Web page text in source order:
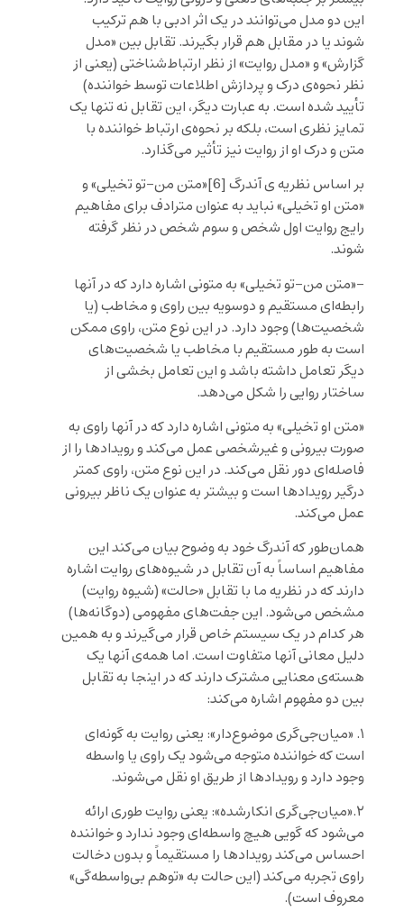
این دو مدل می‌توانند در یک اثر ادبی با هم ترکیب
شوند یا در مقابل هم قرار بگیرند. تقابل بین «مدل
گزارش» و «مدل روایت» از نظر ارتباط‌شناختی (یعنی از
نظر نحوه‌ی درک و پردازش اطلاعات توسط خواننده)
تأیید شده است. به عبارت دیگر، این تقابل نه تنها یک
تمایز نظری است، بلکه بر نحوه‌ی ارتباط خواننده با
متن و درک او از روایت نیز تأثیر می‌گذارد.
بر اساس نظریه ی آندرگ [6]
«متن من-تو تخیلی» و
«متن او تخیلی» نباید به عنوان مترادف برای مفاهیم
رایج روایت اول شخص و سوم شخص در نظر گرفته
شوند.
-«متن من-تو تخیلی» به متونی اشاره دارد که در آنها
رابطه‌ای مستقیم و دوسویه بین راوی و مخاطب (یا
شخصیت‌ها) وجود دارد. در این نوع متن، راوی ممکن
است به طور مستقیم با مخاطب یا شخصیت‌های
دیگر تعامل داشته باشد و این تعامل بخشی از
ساختار روایی را شکل می‌دهد.
«متن او تخیلی» به متونی اشاره دارد که در آنها راوی به
صورت بیرونی و غیرشخصی عمل می‌کند و رویدادها را از
فاصله‌ای دور نقل می‌کند. در این نوع متن، راوی کمتر
درگیر رویدادها است و بیشتر به عنوان یک ناظر بیرونی
عمل می‌کند.
همان‌طور که آندرگ خود به وضوح بیان می‌کند این
مفاهیم اساساً به آن تقابل در شیوه‌های روایت اشاره
دارند که در نظریه ما با تقابل «حالت» (شیوه روایت)
مشخص می‌شود. این جفت‌های مفهومی (دوگانه‌ها)
هر کدام در یک سیستم خاص قرار می‌گیرند و به همین
دلیل معانی آنها متفاوت است. اما همه‌ی آنها یک
هسته‌ی معنایی مشترک دارند که در اینجا به تقابل
بین دو مفهوم اشاره می‌کند:
۱. «میان‌جی‌گری موضوع‌دار»: یعنی روایت به گونه‌ای
است که خواننده متوجه می‌شود یک راوی یا واسطه
وجود دارد و رویدادها از طریق او نقل می‌شوند.
۲.«میان‌جی‌گری انکارشده»: یعنی روایت طوری ارائه
می‌شود که گویی هیچ واسطه‌ای وجود ندارد و خواننده
احساس می‌کند رویدادها را مستقیماً و بدون دخالت
راوی تجربه می‌کند (این حالت به «توهم بی‌واسطه‌گی»
معروف است).